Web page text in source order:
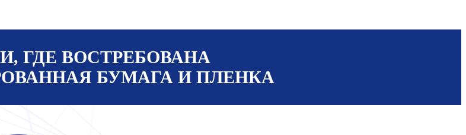
ГДЕ ВОСТРЕБОВАНА
БУМАГА И ПЛЕНКА